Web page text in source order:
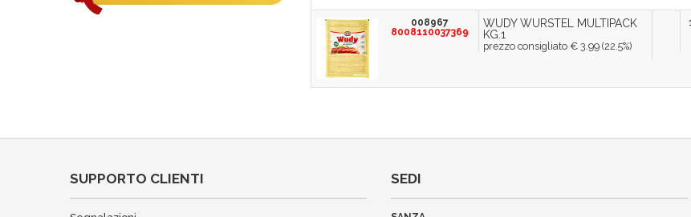
008967
8008110037369
WUDY WURSTEL MULTIPACK
KG.1
prezzo consigliato € 3.99 (22.5%)
SUPPORTO CLIENTI SEDI